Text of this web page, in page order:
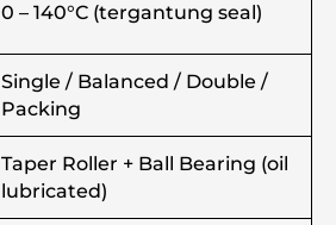
0 – 140°C (tergantung seal)
Single / Balanced / Double /
Packing
Taper Roller + Ball Bearing (oil
lubricated)